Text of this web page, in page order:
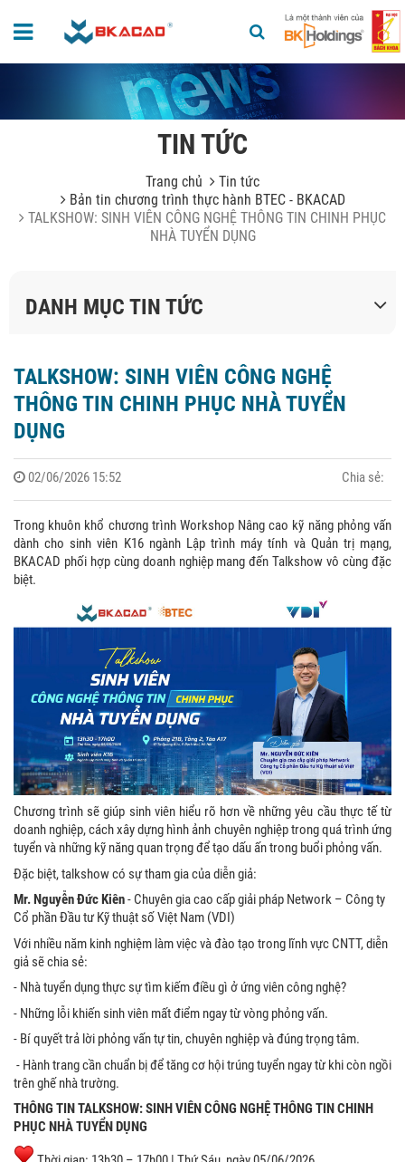
TIN TỨC
Trang chủ
Tin tức
Bản tin chương trình thực hành BTEC - BKACAD
TALKSHOW: SINH VIÊN CÔNG NGHỆ THÔNG TIN CHINH PHỤC
NHÀ TUYỂN DỤNG
DANH MỤC TIN TỨC
TALKSHOW: SINH VIÊN CÔNG NGHỆ
THÔNG TIN CHINH PHỤC NHÀ TUYỂN
DỤNG
02/06/2026 15:52 Chia sẻ:
Trong khuôn khổ chương trình Workshop Nâng cao kỹ năng phỏng vấn
dành cho sinh viên K16 ngành Lập trình máy tính và Quản trị mạng,
BKACAD phối hợp cùng doanh nghiệp mang đến Talkshow vô cùng đặc
biệt.
Chương trình sẽ giúp sinh viên hiểu rõ hơn về những yêu cầu thực tế từ
doanh nghiệp, cách xây dựng hình ảnh chuyên nghiệp trong quá trình ứng
tuyển và những kỹ năng quan trọng để tạo dấu ấn trong buổi phỏng vấn.
Đặc biệt, talkshow có sự tham gia của diễn giả:
Mr. Nguyễn Đức Kiên- Chuyên gia cao cấp giải pháp Network – Công ty
Cổ phần Đầu tư Kỹ thuật số Việt Nam (VDI)
Với nhiều năm kinh nghiệm làm việc và đào tạo trong lĩnh vực CNTT, diễn
giả sẽ chia sẻ:
- Nhà tuyển dụng thực sự tìm kiếm điều gì ở ứng viên công nghệ?
- Những lỗi khiến sinh viên mất điểm ngay từ vòng phỏng vấn.
- Bí quyết trả lời phỏng vấn tự tin, chuyên nghiệp và đúng trọng tâm.
- Hành trang cần chuẩn bị để tăng cơ hội trúng tuyển ngay từ khi còn ngồi
trên ghế nhà trường.
THÔNG TIN TALKSHOW: SINH VIÊN CÔNG NGHỆ THÔNG TIN CHINH
PHỤC NHÀ TUYỂN DỤNG